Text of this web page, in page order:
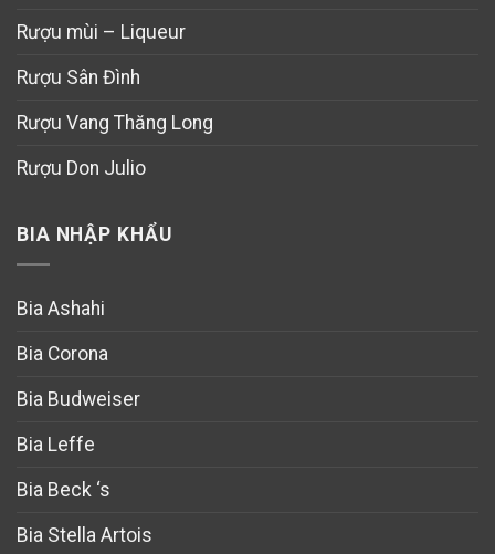
Rượu mùi – Liqueur
Rượu Sân Đình
Rượu Vang Thăng Long
Rượu Don Julio
BIA NHẬP KHẨU
Bia Ashahi
Bia Corona
Bia Budweiser
Bia Leffe
Bia Beck ‘s
Bia Stella Artois